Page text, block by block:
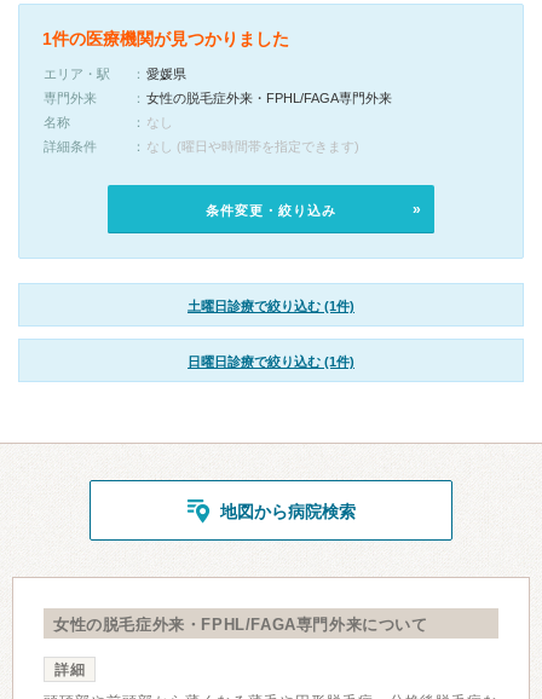
1件の医療機関が見つかりました
エリア・駅
愛媛県
専門外来
女性の脱毛症外来・FPHL/FAGA専門外来
名称
なし
詳細条件
なし (曜日や時間帯を指定できます)
条件変更・絞り込み
土曜日診療で絞り込む (1件)
日曜日診療で絞り込む (1件)
地図から病院検索
女性の脱毛症外来・FPHL/FAGA専門外来について
詳細